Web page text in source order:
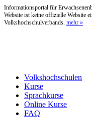
Informationsportal für
Website ist keine offizielle Website
Volkshochschulverbands. mehr »
Volkshochschulen
Kurse
Sprachkurse
Online Kurse
FAQ